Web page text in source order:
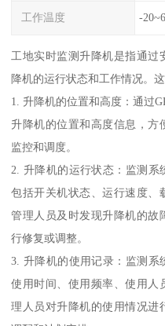
工作温度 -
工地实时监测升降机是指通过
降机的运行状态和工作情况。
1. 升降机的位置和高度：通过
升降机的位置和高度信息，方
监控和调度。
2. 升降机的运行状态：监测系
包括开关机状态、运行速度、
管理人员及时发现升降机的故
行修复或调整。
3. 升降机的使用记录：监测
使用时间、使用频率、使用人
理人员对升降机的使用情况进